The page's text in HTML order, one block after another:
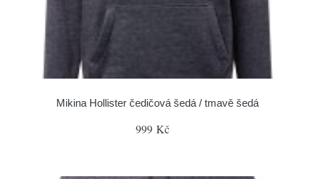
Mikina Hollister čedičová šedá / tmavě šedá
999 Kč